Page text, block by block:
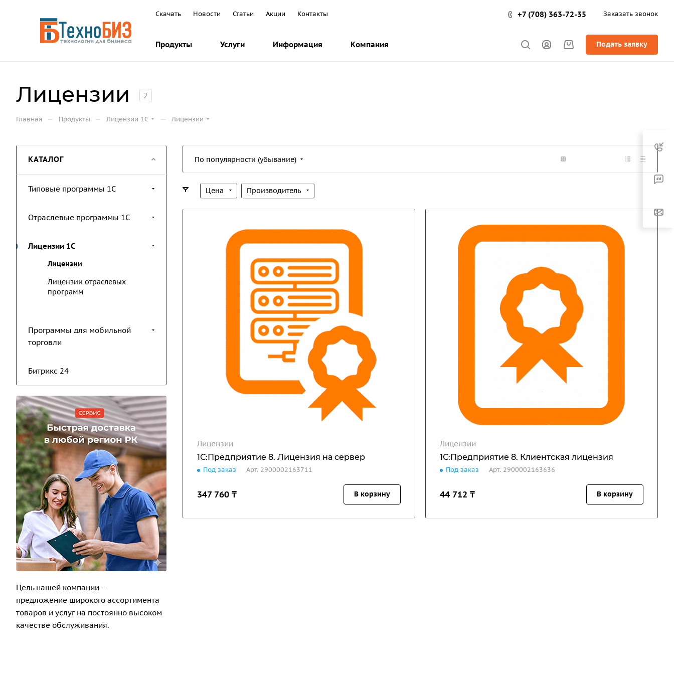
Скачать Новости Статьи Акции Контакты +7 (708) 363-72-35 Заказать звонок
Продукты Услуги Информация Компания Подать заявку
Лицензии 2
Главная — Продукты — Лицензии 1С — Лицензии
По популярности (убывание)
Цена Производитель
Лицензии
1С:Предприятие 8. Лицензия на сервер
Под заказ Арт. 2900002163711
347 760 ₸ В корзину
Лицензии
1С:Предприятие 8. Клиентская лицензия
Под заказ Арт. 2900002163636
44 712 ₸ В корзину
КАТАЛОГ
Типовые программы 1С
Отраслевые программы 1С
Лицензии 1С
Лицензии
Лицензии отраслевых
программ
Программы для мобильной
торговли
Битрикс 24
Цель нашей компании —
предложение широкого ассортимента
товаров и услуг на постоянно высоком
качестве обслуживания.